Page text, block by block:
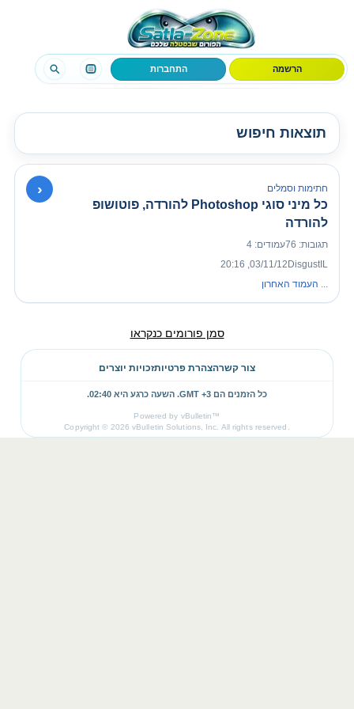
הרשמה התחברות
תוצאות חיפוש
› חתימות וסמלים
כל מיני סוגי Photoshop להורדה, פוטושופ
להורדה
תגובות: 76
עמודים: 4
DisgustIL
03/11/12, 20:16
... העמוד האחרון
סמן פורומים כנקראו
צור קשרהצהרת פרטיותזכויות יוצרים
כל הזמנים הם GMT +3. השעה כרגע היא 02:40
.
Powered by vBulletin™
Copyright © 2026 vBulletin Solutions, Inc. All rights reserved.